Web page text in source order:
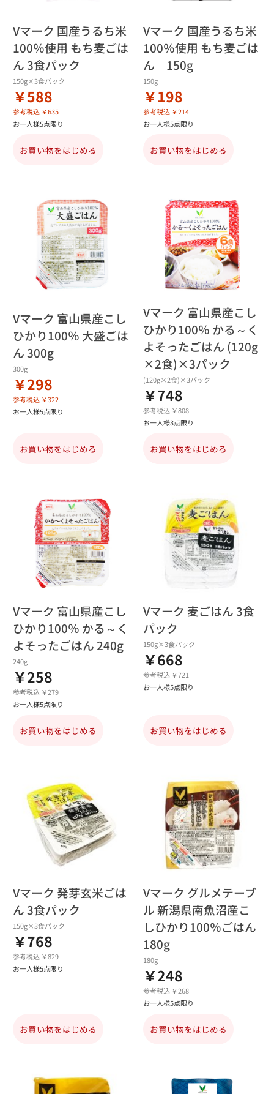
Vマーク 国産うるち米
100％使用 もち麦ごは
ん 3食パック
150g×3食パック
￥588
参考税込 ￥635
お一人様5点限り
お買い物をはじめる
Vマーク 国産うるち米
100％使用 もち麦ごは
ん 150g
150g
￥198
参考税込 ￥214
お一人様5点限り
お買い物をはじめる
Vマーク 富山県産こし
ひかり100％ 大盛ごは
ん 300g
300g
￥298
参考税込 ￥322
お一人様5点限り
お買い物をはじめる
Vマーク 富山県産こし
ひかり100％ かる～く
よそったごはん (120g
×2食)×3パック
(120g×2食)×3パック
￥748
参考税込 ￥808
お一人様3点限り
お買い物をはじめる
Vマーク 富山県産こし
ひかり100％ かる～く
よそったごはん 240g
240g
￥258
参考税込 ￥279
お一人様5点限り
お買い物をはじめる
Vマーク 麦ごはん 3食
パック
150g×3食パック
￥668
参考税込 ￥721
お一人様5点限り
お買い物をはじめる
Vマーク 発芽玄米ごは
ん 3食パック
150g×3食パック
￥768
参考税込 ￥829
お一人様5点限り
お買い物をはじめる
Vマーク グルメテーブ
ル 新潟県南魚沼産こ
しひかり100％ごはん
180g
180g
￥248
参考税込 ￥268
お一人様5点限り
お買い物をはじめる